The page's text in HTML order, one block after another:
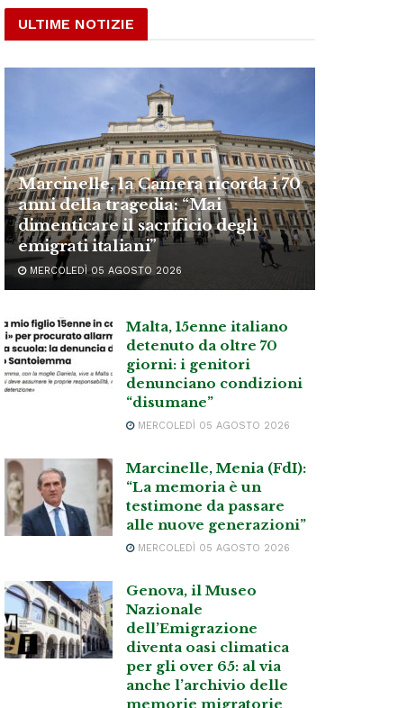
ULTIME NOTIZIE
Marcinelle, la Camera ricorda i 70
anni della tragedia: “Mai
dimenticare il sacrificio degli
emigrati italiani”
MERCOLEDÌ 05 AGOSTO 2026
Malta, 15enne italiano
detenuto da oltre 70
giorni: i genitori
denunciano condizioni
“disumane”
MERCOLEDÌ 05 AGOSTO 2026
Marcinelle, Menia (FdI):
“La memoria è un
testimone da passare
alle nuove generazioni”
MERCOLEDÌ 05 AGOSTO 2026
Genova, il Museo
Nazionale
dell’Emigrazione
diventa oasi climatica
per gli over 65: al via
anche l’archivio delle
memorie migratorie